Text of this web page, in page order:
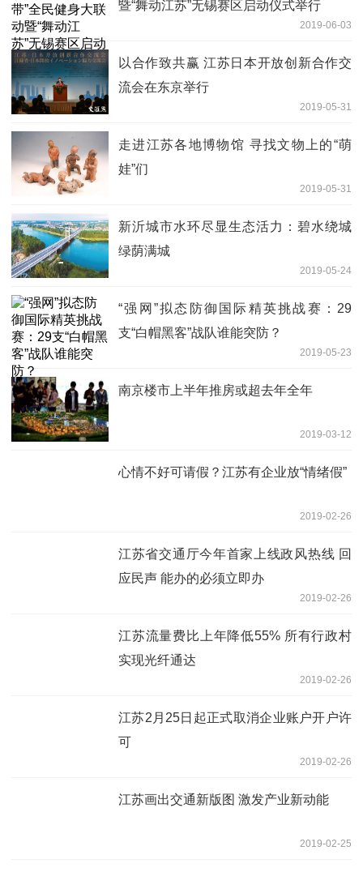
暨“舞动江苏”无锡赛区启动仪式举行
2019-06-03
以合作致共赢 江苏日本开放创新合作交
流会在东京举行
2019-05-31
走进江苏各地博物馆 寻找文物上的“萌
娃”们
2019-05-31
新沂城市水环尽显生态活力：碧水绕城
绿荫满城
2019-05-24
“强网”拟态防御国际精英挑战赛：29
支“白帽黑客”战队谁能突防？
2019-05-23
南京楼市上半年推房或超去年全年
2019-03-12
心情不好可请假？江苏有企业放“情绪假”
2019-02-26
江苏省交通厅今年首家上线政风热线 回
应民声 能办的必须立即办
2019-02-26
江苏流量费比上年降低55% 所有行政村
实现光纤通达
2019-02-26
江苏2月25日起正式取消企业账户开户许
可
2019-02-26
江苏画出交通新版图 激发产业新动能
2019-02-25